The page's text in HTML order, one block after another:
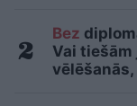
Bez
Vai